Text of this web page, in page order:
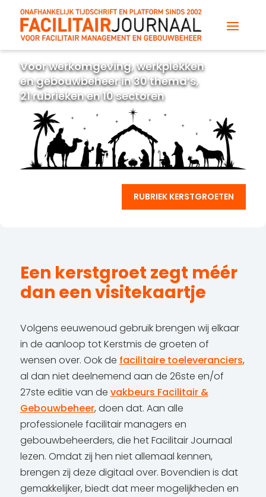
Voor werkomgeving, werkplekken
en gebouwbeheer in 30 thema’s,
21 rubrieken en 10 sectoren
RUBRIEK KERSTGROETEN
Een kerstgroet zegt méér
dan een visitekaartje
Volgens eeuwenoud gebruik brengen wij elkaar
in de aanloop tot Kerstmis de groeten of
wensen over. Ook de facilitaire toeleveranciers,
al dan niet deelnemend aan de 26ste en/of
27ste editie van de vakbeurs Facilitair &
Gebouwbeheer, doen dat. Aan alle
professionele facilitair managers en
gebouwbeheerders, die het Facilitair Journaal
lezen. Omdat zij hen niet allemaal kennen,
brengen zij deze digitaal over. Bovendien is dat
gemakkelijker, biedt dat meer mogelijkheden en